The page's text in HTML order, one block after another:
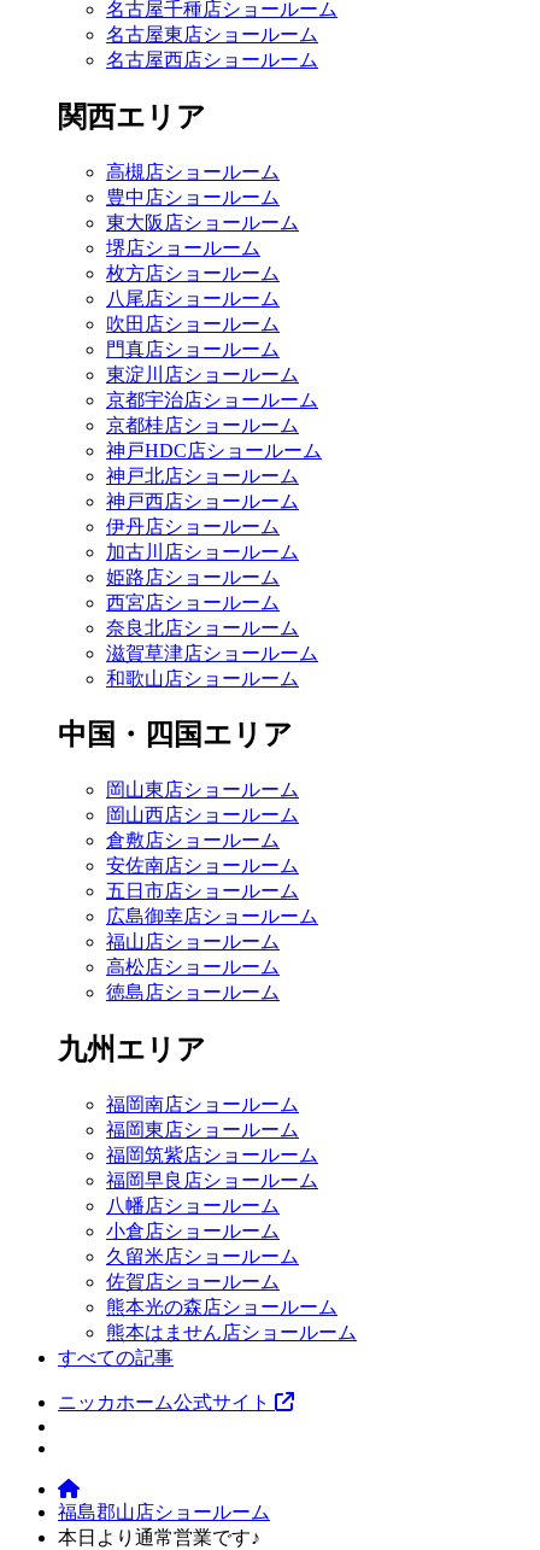
名古屋千種店ショールーム
名古屋東店ショールーム
名古屋西店ショールーム
関西エリア
高槻店ショールーム
豊中店ショールーム
東大阪店ショールーム
堺店ショールーム
枚方店ショールーム
八尾店ショールーム
吹田店ショールーム
門真店ショールーム
東淀川店ショールーム
京都宇治店ショールーム
京都桂店ショールーム
神戸HDC店ショールーム
神戸北店ショールーム
神戸西店ショールーム
伊丹店ショールーム
加古川店ショールーム
姫路店ショールーム
西宮店ショールーム
奈良北店ショールーム
滋賀草津店ショールーム
和歌山店ショールーム
中国・四国エリア
岡山東店ショールーム
岡山西店ショールーム
倉敷店ショールーム
安佐南店ショールーム
五日市店ショールーム
広島御幸店ショールーム
福山店ショールーム
高松店ショールーム
徳島店ショールーム
九州エリア
福岡南店ショールーム
福岡東店ショールーム
福岡筑紫店ショールーム
福岡早良店ショールーム
八幡店ショールーム
小倉店ショールーム
久留米店ショールーム
佐賀店ショールーム
熊本光の森店ショールーム
熊本はません店ショールーム
すべての記事
ニッカホーム公式サイト
福島郡山店ショールーム
本日より通常営業です♪